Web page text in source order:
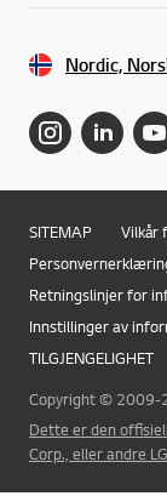
Online Chat
Nordic,
SITEMAP
Vilkår
Retningslinjer for
Innstillinger av
TILGJENGELIGHET
Copyright © 2009-
Dette er den
Corp., eller andre